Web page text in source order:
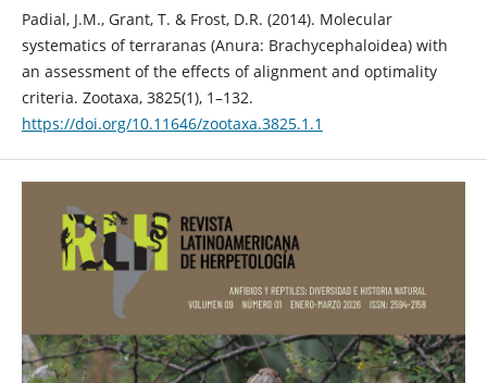
Padial, J.M., Grant, T. & Frost, D.R. (2014). Molecular
systematics of terraranas (Anura: Brachycephaloidea) with
an assessment of the effects of alignment and optimality
criteria. Zootaxa, 3825(1), 1–132.
https://doi.org/10.11646/zootaxa.3825.1.1